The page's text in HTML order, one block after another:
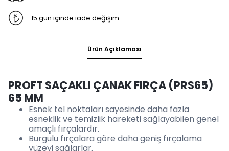
15 gün içinde iade değişim
Ürün Açıklaması
PROFT SAÇAKLI ÇANAK FIRÇA (PRS65)
65 MM
Esnek tel noktaları sayesinde daha fazla
esneklik ve temizlik hareketi sağlayabilen genel
amaçlı fırçalardır.
Burgulu fırçalara göre daha geniş fırçalama
yüzeyi sağlarlar.